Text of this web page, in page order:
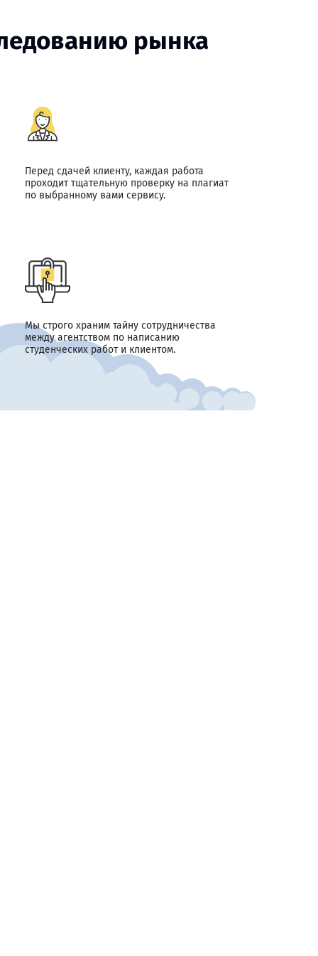
рынка
Перед сдачей клиенту, каждая работа
проходит тщательную проверку на плагиат
по выбранному вами сервису.
Мы строго храним тайну сотрудничества
между агентством по написанию
студенческих работ и клиентом.